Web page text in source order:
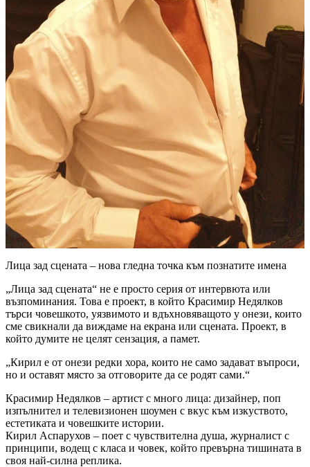
Лица зад сцената – нова гледна точка към познатите имена
„Лица зад сцената“ не е просто серия от интервюта или
възпоминания. Това е проект, в който Красимир Недялков
търси човешкото, уязвимото и вдъхновяващото у онези, които
сме свикнали да виждаме на екрана или сцената. Проект, в
който думите не целят сензация, а памет.
„Кирил е от онези редки хора, които не само задават въпроси,
но и оставят място за отговорите да се родят сами.“
Красимир Недялков – артист с много лица: дизайнер, поп
изпълнител и телевизионен шоумен с вкус към изкуството,
естетиката и човешките истории.
Кирил Аспарухов – поет с чувствителна душа, журналист с
принципи, водещ с класа и човек, който превърна тишината в
своя най-силна реплика.